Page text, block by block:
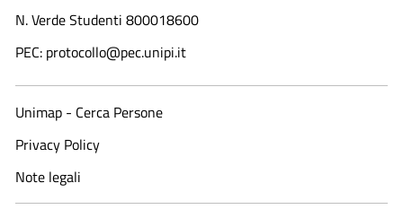
N. Verde Studenti 800018600​
PEC: protocollo@pec.unipi.it
Unimap - Cerca Persone
Privacy Policy
Note legali